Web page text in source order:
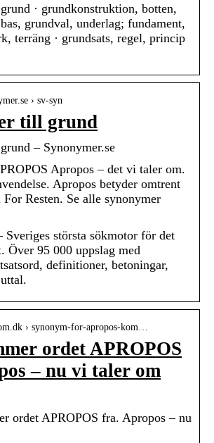
· grundkonstruktion, botten,
grundval, underlag; fundament,
terräng · grundsats, regel, princip
› sv-syn
till grund
– Synonymer.se
Apropos – det vi taler om.
Apropos betyder omtrent
For Resten. Se alle synonymer
Sveriges största sökmotor för det
Över 95 000 uppslag med
definitioner, betoningar,
› synonym-for-apropos-kom…
ordet APROPOS
– nu vi taler om
ordet APROPOS fra. Apropos – nu